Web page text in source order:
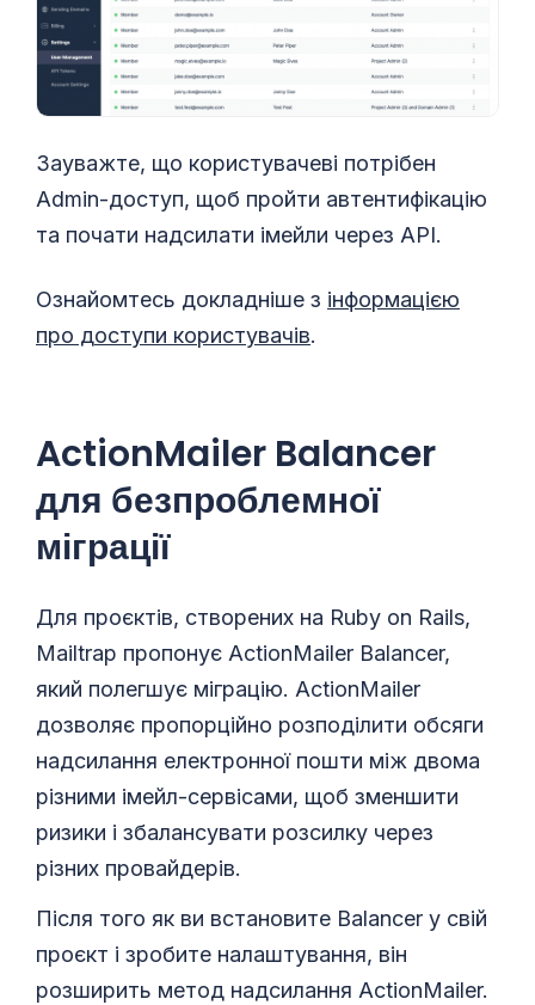
Зауважте, що користувачеві потрібен
Admin-доступ, щоб пройти автентифікацію
та почати надсилати імейли через API.
Ознайомтесь докладніше з інформацією
про доступи користувачів.
ActionMailer Balancer
для безпроблемної
міграції
Для проєктів, створених на Ruby on Rails,
Mailtrap пропонує ActionMailer Balancer,
який полегшує міграцію. ActionMailer
дозволяє пропорційно розподілити обсяги
надсилання електронної пошти між двома
різними імейл-сервісами, щоб зменшити
ризики і збалансувати розсилку через
різних провайдерів.
Після того як ви встановите Balancer у свій
проєкт і зробите налаштування, він
розширить метод надсилання ActionMailer.